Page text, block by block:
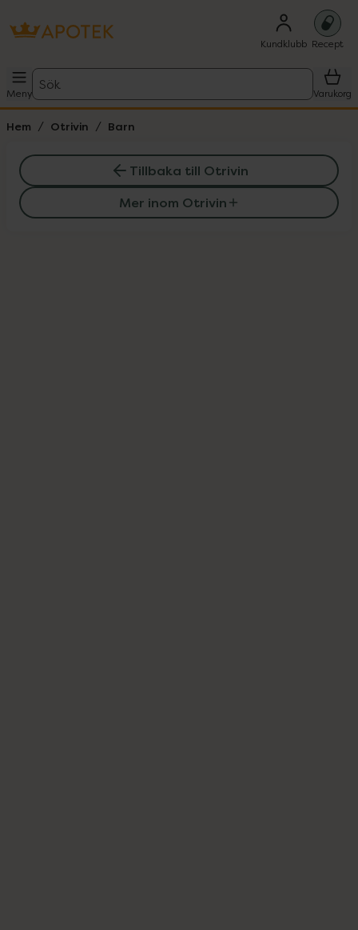
Kundklubb Recept
Meny
Sök
Varukorg
Hem Otrivin Barn
Tillbaka till Otrivin
Mer inom Otrivin